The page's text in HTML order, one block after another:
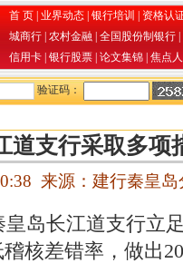
首 页 业界动态 银行培训
资格认
城商行 农村金融 全国股份制银行
信用卡 银行股票 论文集锦 焦点
验证码：
道支行采取多项
来源：建行秦皇
岛长江道支行立
核差错率，做出